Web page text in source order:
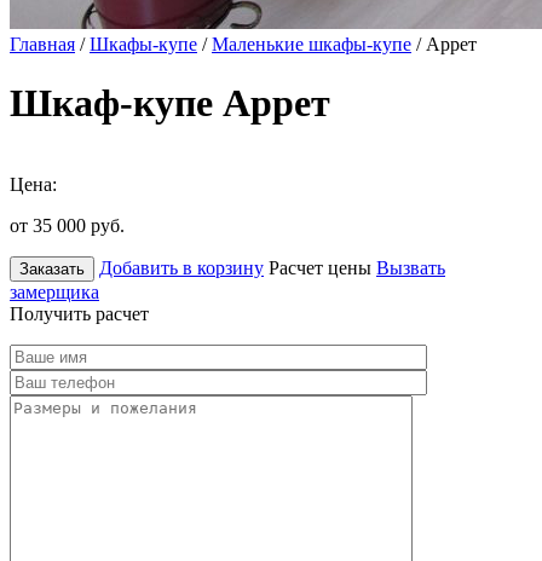
Главная /Шкафы-купе /Маленькие шкафы-купе / Аррет
Шкаф-купе Аррет
Цена:
от 35 000 руб.
Заказать Добавить в корзину Расчет цены Вызвать
замерщика
Получить расчет